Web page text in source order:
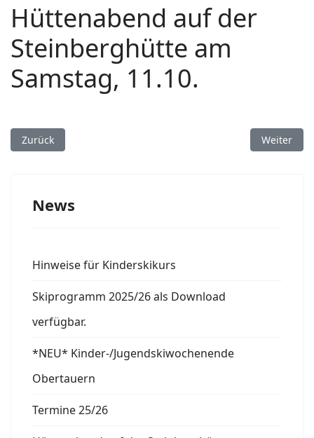
Hüttenabend auf der
Steinberghütte am
Samstag, 11.10.
Vorheriger Beitrag: Termine 25/26
Zurück Nächster
Weiter
News
Hinweise für Kinderskikurs
Skiprogramm 2025/26 als Download
verfügbar.
*NEU* Kinder-/Jugendskiwochenende
Obertauern
Termine 25/26